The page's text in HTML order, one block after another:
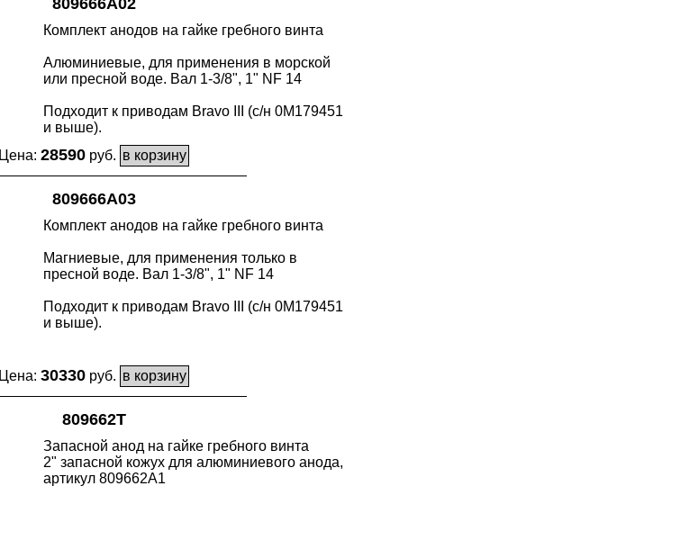
809666A02
Комплект анодов на гайке гребного винта
Алюминиевые, для применения в морской
или пресной воде. Вал 1-3/8", 1" NF 14
Подходит к приводам Bravo III (с/н 0M179451
и выше).
Цена: 28590 руб.
809666A03
Комплект анодов на гайке гребного винта
Магниевые, для применения только в
пресной воде. Вал 1-3/8", 1" NF 14
Подходит к приводам Bravo III (с/н 0M179451
и выше).
Цена: 30330 руб.
809662T
Запасной анод на гайке гребного винта
2" запасной кожух для алюминиевого анода,
артикул 809662A1